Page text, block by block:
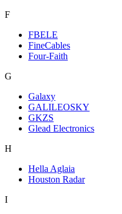
F
FBELE
FineCables
Four-Faith
G
Galaxy
GALILEOSKY
GKZS
Glead Electronics
H
Hella Aglaia
Houston Radar
I